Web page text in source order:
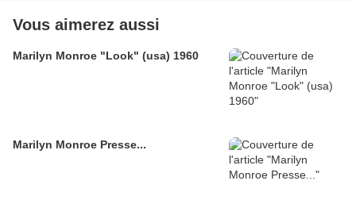
Vous aimerez aussi
Marilyn Monroe "Look" (usa) 1960
Marilyn Monroe Presse...